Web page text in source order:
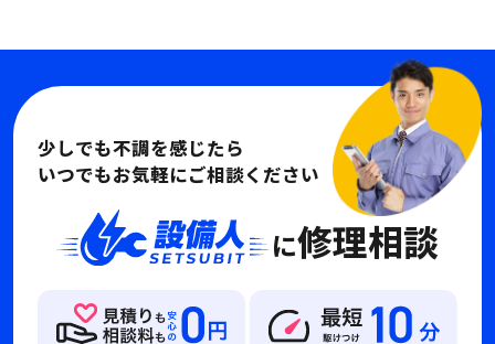
少しでも不調を感じたら
いつでもお気軽にご相談ください
に修理相談